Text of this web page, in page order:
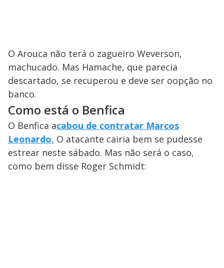
O Arouca não terá o zagueiro Weverson,
machucado. Mas Hamache, que parecia
descartado, se recuperou e deve ser oopção no
banco.
Como está o Benfica
O Benfica acabou de contratar Marcos
Leonardo. O atacante cairia bem se pudesse
estrear neste sábado. Mas não será o caso,
como bem disse Roger Schmidt: